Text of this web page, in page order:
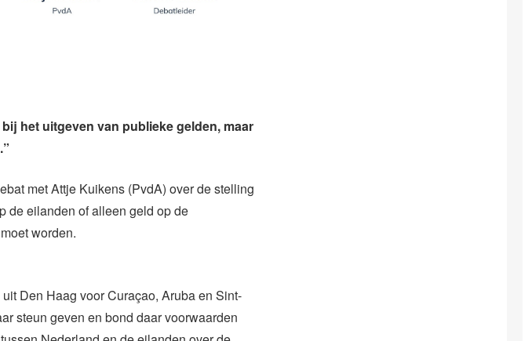
het uitgeven van publieke gelden, maar
met Attje Kuikens (PvdA) over de stelling
de eilanden of alleen geld op de
worden.
Den Haag voor Curaçao, Aruba en Sint-
steun geven en bond daar voorwaarden